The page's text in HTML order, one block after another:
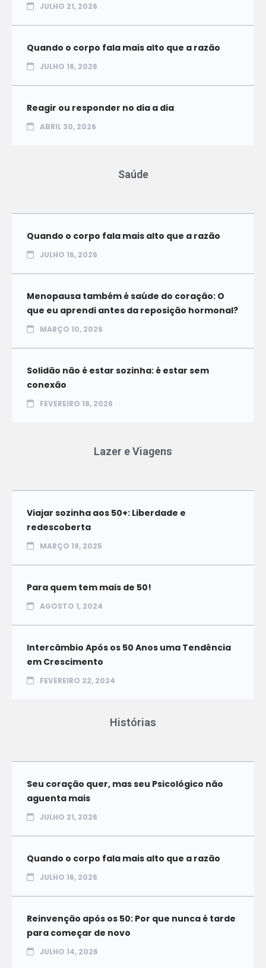
JULHO 21, 2026
Quando o corpo fala mais alto que a razão
JULHO 16, 2026
Reagir ou responder no dia a dia
ABRIL 30, 2026
Saúde
Quando o corpo fala mais alto que a razão
JULHO 16, 2026
Menopausa também é saúde do coração: O
que eu aprendi antes da reposição hormonal?
MARÇO 10, 2026
Solidão não é estar sozinha: é estar sem
conexão
FEVEREIRO 18, 2026
Lazer e Viagens
Viajar sozinha aos 50+: Liberdade e
redescoberta
MARÇO 19, 2025
Para quem tem mais de 50!
AGOSTO 1, 2024
Intercâmbio Após os 50 Anos uma Tendência
em Crescimento
FEVEREIRO 22, 2024
Histórias
Seu coração quer, mas seu Psicológico não
aguenta mais
JULHO 21, 2026
Quando o corpo fala mais alto que a razão
JULHO 16, 2026
Reinvenção após os 50: Por que nunca é tarde
para começar de novo
JULHO 14, 2026